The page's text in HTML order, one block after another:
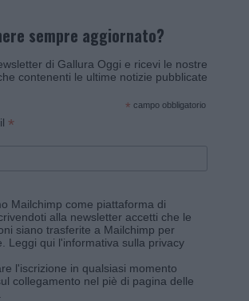
sempre aggiornato?
di Gallura Oggi e ricevi le nostre
contenenti le ultime notizie pubblicate
* campo obbligatorio
*
Mailchimp come piattaforma di
alla newsletter accetti che le
siano trasferite a Mailchimp per
Leggi qui l'informativa sulla privacy
l'iscrizione in qualsiasi momento
collegamento nel piè di pagina delle